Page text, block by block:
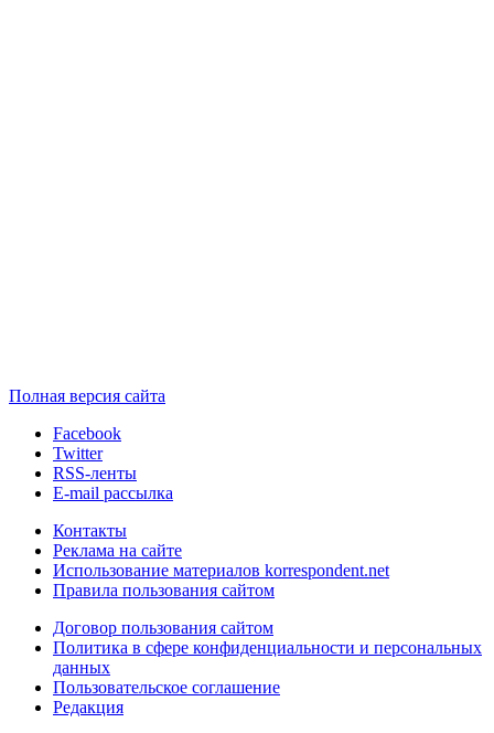
Полная версия сайта
Facebook
Twitter
RSS-ленты
E-mail рассылка
Контакты
Реклама на сайте
Использование материалов korrespondent.net
Правила пользования сайтом
Договор пользования сайтом
Политика в сфере конфиденциальности и персональных
данных
Пользовательское соглашение
Редакция